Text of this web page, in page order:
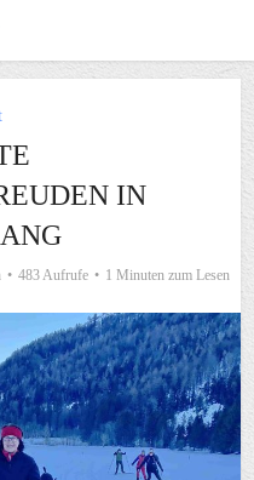
IN
483 Aufrufe 1 Minuten zum Lesen